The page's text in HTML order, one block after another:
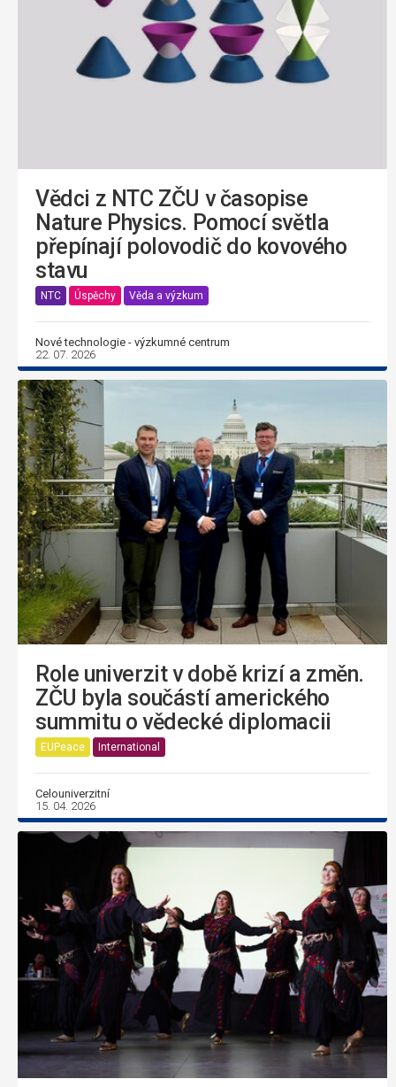
Vědci z NTC ZČU v časopise
Nature Physics. Pomocí světla
přepínají polovodič do kovového
stavu
NTC Úspěchy Věda a výzkum
Nové technologie - výzkumné centrum
22. 07. 2026
Role univerzit v době krizí a změn.
ZČU byla součástí amerického
summitu o vědecké diplomacii
EUPeace International
Celouniverzitní
15. 04. 2026